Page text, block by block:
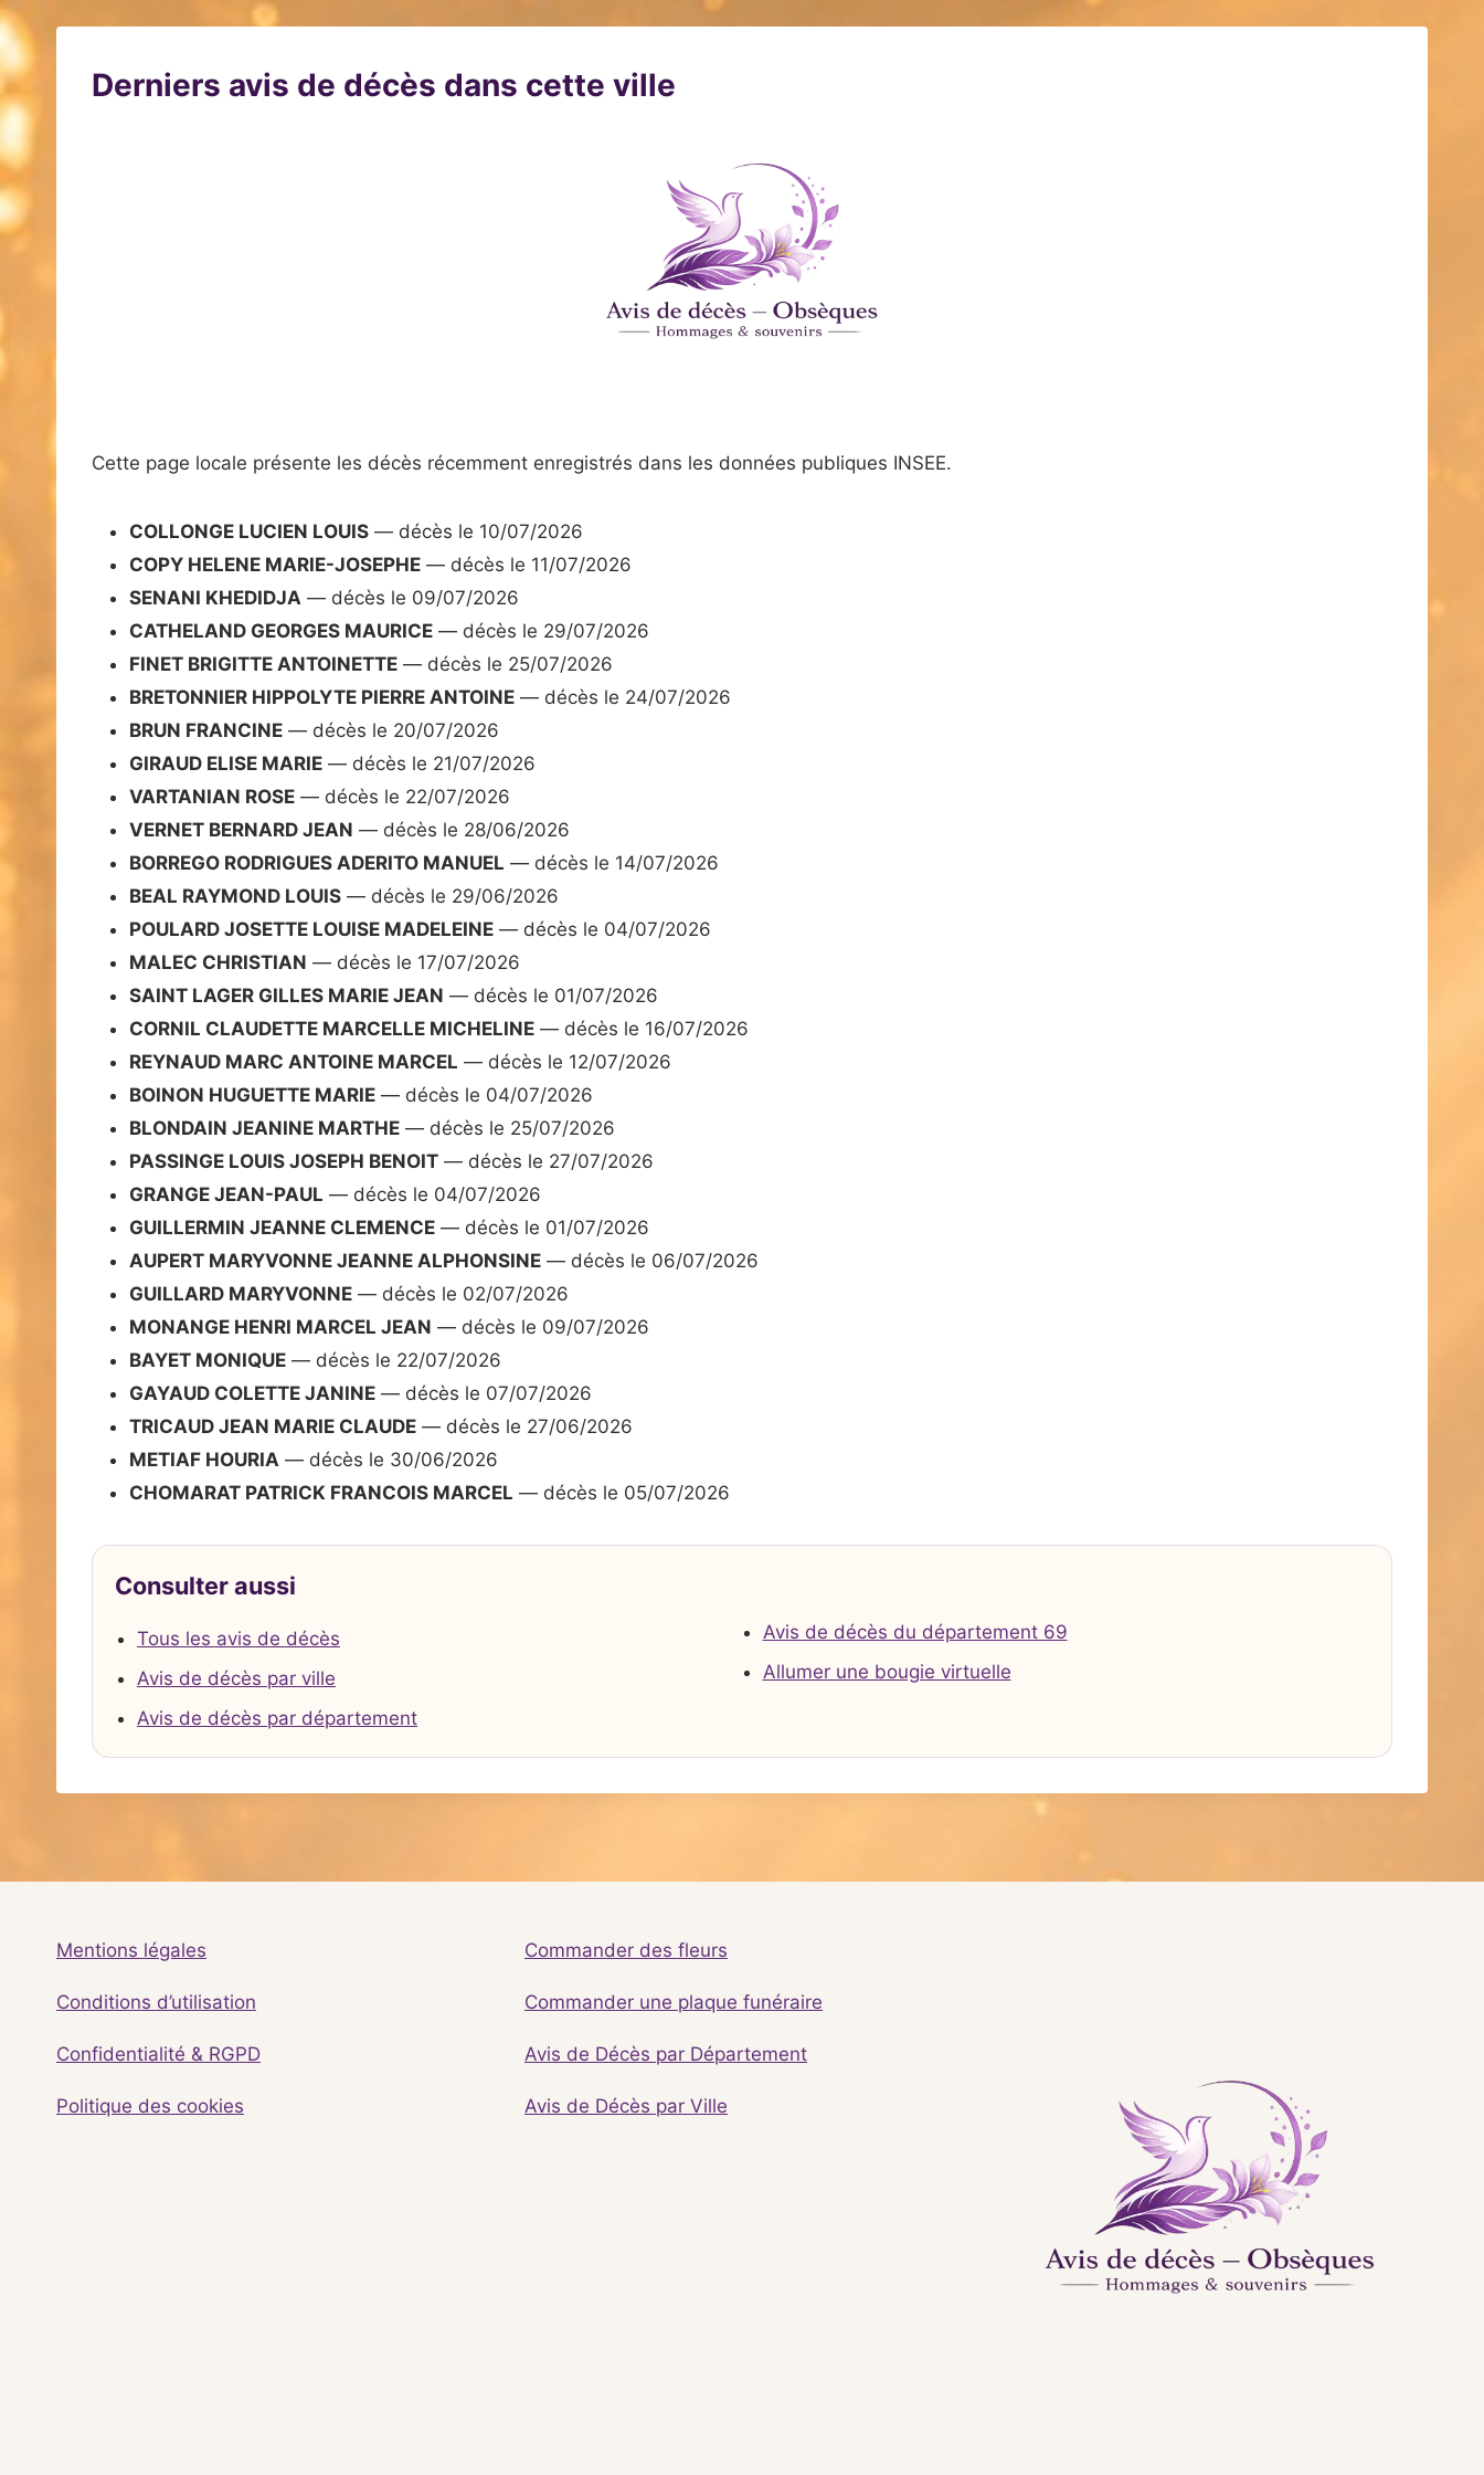
Derniers avis de décès dans cette ville
Cette page locale présente les décès récemment enregistrés dans les données publiques INSEE.
COLLONGE LUCIEN LOUIS — décès le 10/07/2026
COPY HELENE MARIE-JOSEPHE — décès le 11/07/2026
SENANI KHEDIDJA — décès le 09/07/2026
CATHELAND GEORGES MAURICE — décès le 29/07/2026
FINET BRIGITTE ANTOINETTE — décès le 25/07/2026
BRETONNIER HIPPOLYTE PIERRE ANTOINE — décès le 24/07/2026
BRUN FRANCINE — décès le 20/07/2026
GIRAUD ELISE MARIE — décès le 21/07/2026
VARTANIAN ROSE — décès le 22/07/2026
VERNET BERNARD JEAN — décès le 28/06/2026
BORREGO RODRIGUES ADERITO MANUEL — décès le 14/07/2026
BEAL RAYMOND LOUIS — décès le 29/06/2026
POULARD JOSETTE LOUISE MADELEINE — décès le 04/07/2026
MALEC CHRISTIAN — décès le 17/07/2026
SAINT LAGER GILLES MARIE JEAN — décès le 01/07/2026
CORNIL CLAUDETTE MARCELLE MICHELINE — décès le 16/07/2026
REYNAUD MARC ANTOINE MARCEL — décès le 12/07/2026
BOINON HUGUETTE MARIE — décès le 04/07/2026
BLONDAIN JEANINE MARTHE — décès le 25/07/2026
PASSINGE LOUIS JOSEPH BENOIT — décès le 27/07/2026
GRANGE JEAN-PAUL — décès le 04/07/2026
GUILLERMIN JEANNE CLEMENCE — décès le 01/07/2026
AUPERT MARYVONNE JEANNE ALPHONSINE — décès le 06/07/2026
GUILLARD MARYVONNE — décès le 02/07/2026
MONANGE HENRI MARCEL JEAN — décès le 09/07/2026
BAYET MONIQUE — décès le 22/07/2026
GAYAUD COLETTE JANINE — décès le 07/07/2026
TRICAUD JEAN MARIE CLAUDE — décès le 27/06/2026
METIAF HOURIA — décès le 30/06/2026
CHOMARAT PATRICK FRANCOIS MARCEL — décès le 05/07/2026
Consulter aussi
Tous les avis de décès
Avis de décès par ville
Avis de décès par département
Avis de décès du département 69
Allumer une bougie virtuelle
Mentions légales
Conditions d’utilisation
Confidentialité & RGPD
Politique des cookies
Commander des fleurs
Commander une plaque funéraire
Avis de Décès par Département
Avis de Décès par Ville